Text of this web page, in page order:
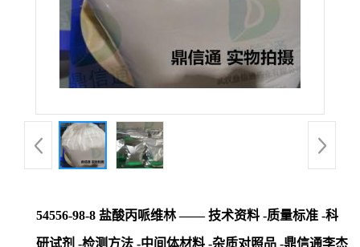
54556-98-8 盐酸丙哌维林 —— 技术资料 -质量标准 -科
研试剂 -检测方法 -中间体材料 -杂质对照品 -鼎信通李杰